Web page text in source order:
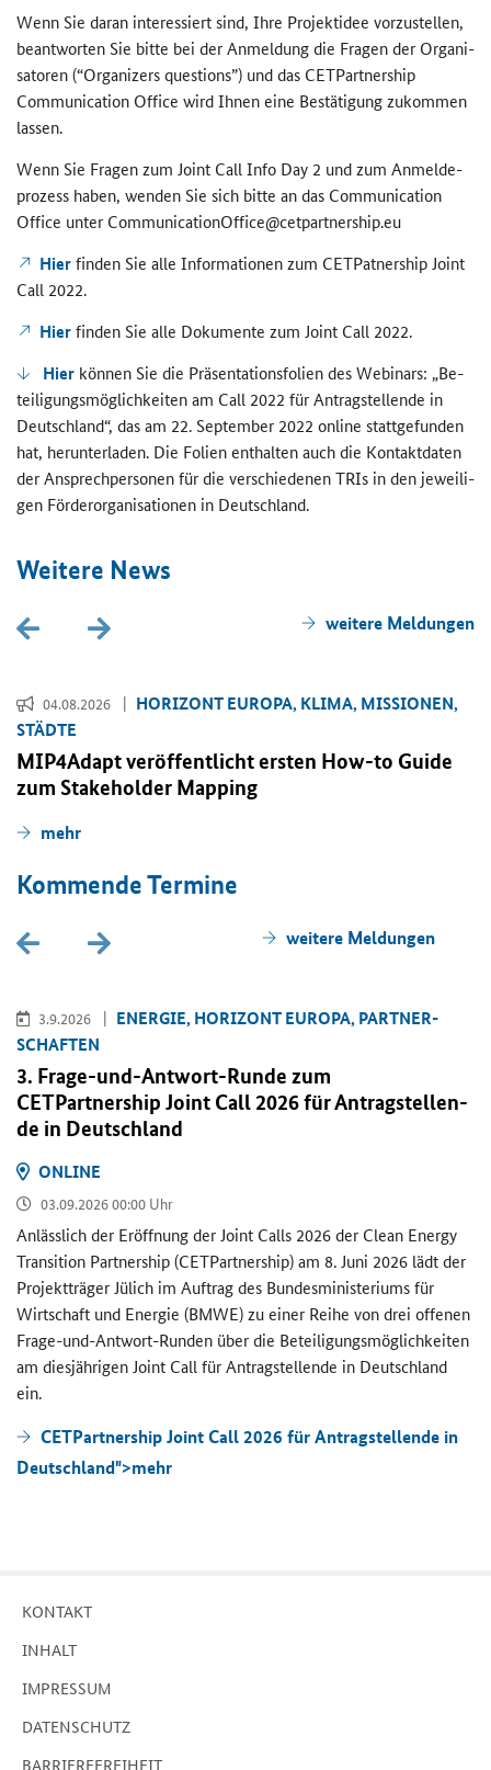
Wenn Sie daran in­ter­es­siert sind, Ihre Pro­jekt­idee vor­zu­stel­len,
be­ant­wor­ten Sie bitte bei der An­mel­dung die Fra­gen der Or­ga­ni­
sa­to­ren (“Organizers questions”) und das CETPartnership
Communication Office wird Ihnen eine Be­stä­ti­gung zu­kom­men
las­sen.
Wenn Sie Fra­gen zum Joint Call Info Day 2 und zum An­mel­de­
pro­zess haben, wen­den Sie sich bitte an das Communication
Office unter CommunicationOffice@cetpartnership.eu
Hierfin­den Sie alle In­for­ma­tio­nen zum CETPatnership Joint
Call 2022.
Hierfin­den Sie alle Do­ku­men­te zum Joint Call 2022.
Hier kön­nen Sie die Prä­sen­ta­ti­ons­fo­li­en des We­bi­nars: „Be­
tei­li­gungs­mög­lich­kei­ten am Call 2022 für An­trag­stel­len­de in
Deutsch­land“, das am 22. Sep­tem­ber 2022 online statt­ge­fun­den
hat, her­un­ter­la­den. Die Fo­li­en ent­hal­ten auch die Kon­takt­da­ten
der An­sprech­per­so­nen für die ver­schie­de­nen TRIs in den je­wei­li­
gen För­der­or­ga­ni­sa­tio­nen in Deutsch­land.
Wei­te­re News
wei­te­re Mel­dun­gen
04.08.2026
HO­RI­ZONT EU­RO­PA, KLIMA, MIS­SIO­NEN,
STÄD­TE
MIP4Adapt ver­öf­fent­licht ers­ten How-to Guide
zum Stakeholder Mapping
mehr
Kom­men­de Ter­mi­ne
wei­te­re Mel­dun­gen
3.9.2026
EN­ER­GIE, HO­RI­ZONT EU­RO­PA, PART­NER­
SCHAF­TEN
3. Frage-​und-Antwort-Runde zum
CETPartnership Joint Call 2026 für An­trag­stel­len­
de in Deutsch­land
ON­LINE
03.09.2026 00:00 Uhr
An­läss­lich der Er­öff­nung derJoint Calls 2026 der Clean Energy
Transition Partnership (CETPartnership)am 8. Juni 2026 lädt der
Pro­jekt­trä­ger Jü­lich im Auf­trag des Bun­des­mi­nis­te­ri­ums für
Wirt­schaft und En­er­gie (BMWE) zu einer Reihe von drei of­fe­nen
Frage-​und-Antwort-Runden über die Be­tei­li­gungs­mög­lich­kei­ten
am dies­jäh­ri­genJoint Callfür An­trag­stel­len­de in Deutsch­land
ein.
CETPartnership Joint Call 2026 für Antragstellende in
Deutschland">mehr
KON­TAKT
IN­HALT
IM­PRES­SUM
DA­TEN­SCHUTZ
BAR­RIE­RE­FREI­HEIT